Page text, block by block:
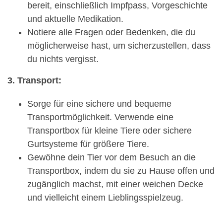
bereit, einschließlich Impfpass, Vorgeschichte
und aktuelle Medikation.
Notiere alle Fragen oder Bedenken, die du
möglicherweise hast, um sicherzustellen, dass
du nichts vergisst.
3. Transport:
Sorge für eine sichere und bequeme
Transportmöglichkeit. Verwende eine
Transportbox für kleine Tiere oder sichere
Gurtsysteme für größere Tiere.
Gewöhne dein Tier vor dem Besuch an die
Transportbox, indem du sie zu Hause offen und
zugänglich machst, mit einer weichen Decke
und vielleicht einem Lieblingsspielzeug.